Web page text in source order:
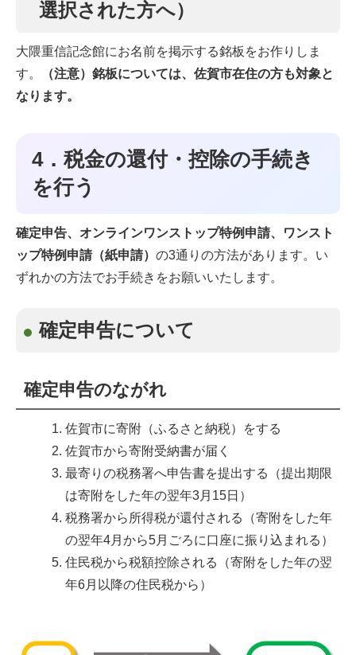
選択された方へ）
大隈重信記念館にお名前を掲示する銘板をお作りしま
す。
（注意）銘板については、佐賀市在住の方も対象と
なります。
4．税金の還付・控除の手続き
を行う
確定申告、オンラインワンストップ特例申請、ワンスト
ップ特例申請（紙申請） の3通りの方法があります。い
ずれかの方法でお手続きをお願いいたします。
確定申告について
確定申告のながれ
佐賀市に寄附（ふるさと納税）をする
佐賀市から寄附受納書が届く
最寄りの税務署へ申告書を提出する（提出期限
は寄附をした年の翌年3月15日）
税務署から所得税が還付される（寄附をした年
の翌年4月から5月ごろに口座に振り込まれる）
住民税から税額控除される（寄附をした年の翌
年6月以降の住民税から）